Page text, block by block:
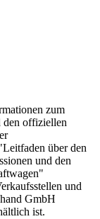
zum
offiziellen
über den
und den
und
GmbH
ist.